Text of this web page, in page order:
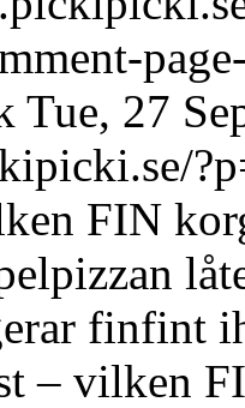
Tue, 27
FIN
finfint
– vilken